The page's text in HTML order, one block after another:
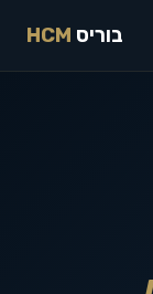
בוריס HCM